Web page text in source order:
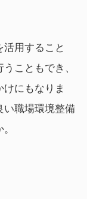
活用すること
こともでき、
にもなりま
い職場環境整備